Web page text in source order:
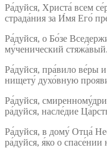
Ра́дуйся, Христа́ всем
страда́ния за И́мя Его́
Ра́дуйся, о Бо́зе
му́ченический стяжа́вый.
Ра́дуйся, пра́вило ве́ры
нищету́ духо́вную
Ра́дуйся,
ра́дуйся, насле́дие
Ра́дуйся, в дому́ Отца́
ра́дуйся, я́ко о